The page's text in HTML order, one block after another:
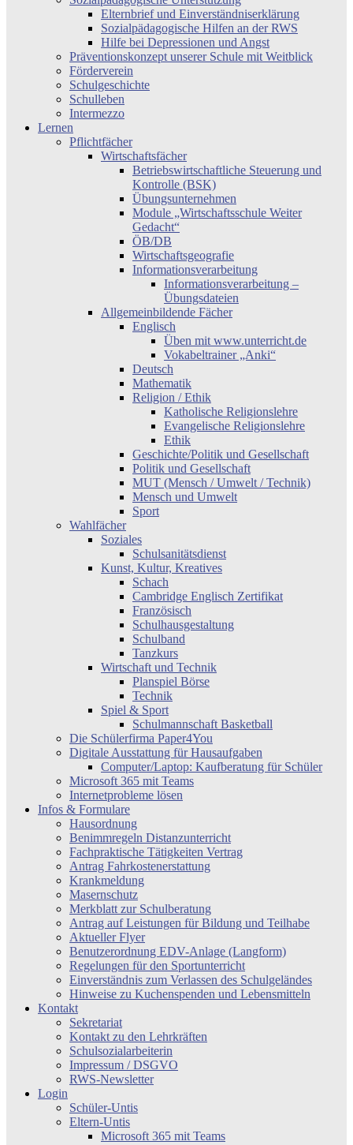
Elternbrief und Einverständniserklärung
Sozialpädagogische Hilfen an der RWS
Hilfe bei Depressionen und Angst
Präventionskonzept unserer Schule mit Weitblick
Förderverein
Schulgeschichte
Schulleben
Intermezzo
Lernen
Pflichtfächer
Wirtschaftsfächer
Betriebswirtschaftliche Steuerung und
Kontrolle (BSK)
Übungsunternehmen
Module „Wirtschaftsschule Weiter
Gedacht“
ÖB/DB
Wirtschaftsgeografie
Informationsverarbeitung
Informationsverarbeitung –
Übungsdateien
Allgemeinbildende Fächer
Englisch
Üben mit www.unterricht.de
Vokabeltrainer „Anki“
Deutsch
Mathematik
Religion / Ethik
Katholische Religionslehre
Evangelische Religionslehre
Ethik
Geschichte/Politik und Gesellschaft
Politik und Gesellschaft
MUT (Mensch / Umwelt / Technik)
Mensch und Umwelt
Sport
Wahlfächer
Soziales
Schulsanitätsdienst
Kunst, Kultur, Kreatives
Schach
Cambridge Englisch Zertifikat
Französisch
Schulhausgestaltung
Schulband
Tanzkurs
Wirtschaft und Technik
Planspiel Börse
Technik
Spiel & Sport
Schulmannschaft Basketball
Die Schülerfirma Paper4You
Digitale Ausstattung für Hausaufgaben
Computer/Laptop: Kaufberatung für Schüler
Microsoft 365 mit Teams
Internetprobleme lösen
Infos & Formulare
Hausordnung
Benimmregeln Distanzunterricht
Fachpraktische Tätigkeiten Vertrag
Antrag Fahrkostenerstattung
Krankmeldung
Masernschutz
Merkblatt zur Schulberatung
Antrag auf Leistungen für Bildung und Teilhabe
Aktueller Flyer
Benutzerordnung EDV-Anlage (Langform)
Regelungen für den Sportunterricht
Einverständnis zum Verlassen des Schulgeländes
Hinweise zu Kuchenspenden und Lebensmitteln
Kontakt
Sekretariat
Kontakt zu den Lehrkräften
Schulsozialarbeiterin
Impressum / DSGVO
RWS-Newsletter
Login
Schüler-Untis
Eltern-Untis
Microsoft 365 mit Teams